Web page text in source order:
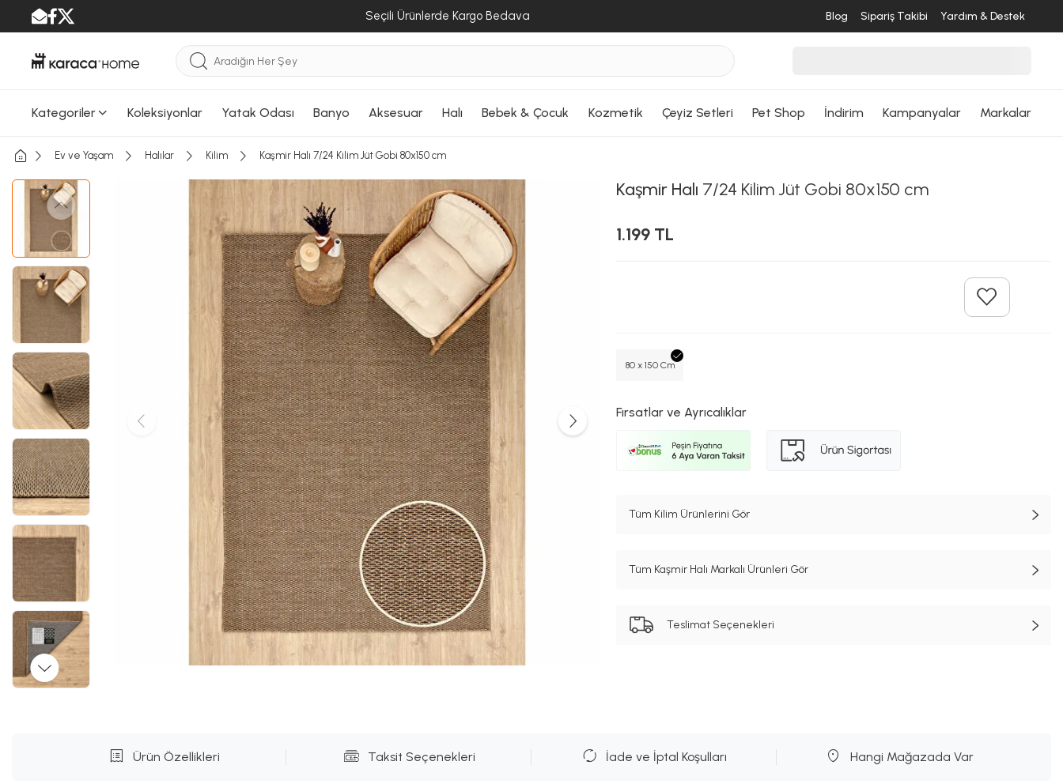
Seçili Ürünlerde Kargo Bedava Blog Sipariş Takibi Yardım & Destek
Kategoriler Koleksiyonlar Yatak Odası Banyo Aksesuar Halı Bebek & Çocuk Kozmetik Çeyiz Setleri Pet Shop İndirim Kampanyalar Markalar
Ev ve Yaşam Halılar Kilim Kaşmir Halı 7/24 Kilim Jüt Gobi 80x150 cm
Kaşmir Halı 7/24 Kilim Jüt Gobi 80x150 cm
1.199 TL
80 x 150 Cm
Fırsatlar ve Ayrıcalıklar
Tüm Kilim Ürünlerini Gör
Tüm Kaşmir Halı Markalı Ürünleri Gör
Teslimat Seçenekleri
Ürün Özellikleri Taksit Seçenekleri İade ve İptal Koşulları Hangi Mağazada Var